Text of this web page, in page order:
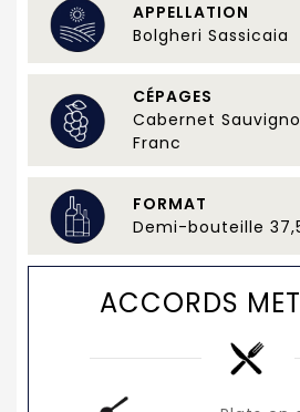
APPELLATION
Bolgheri Sassicaia
CÉPAGES
Cabernet
Franc
FORMAT
Demi-bouteille
ACCORDS